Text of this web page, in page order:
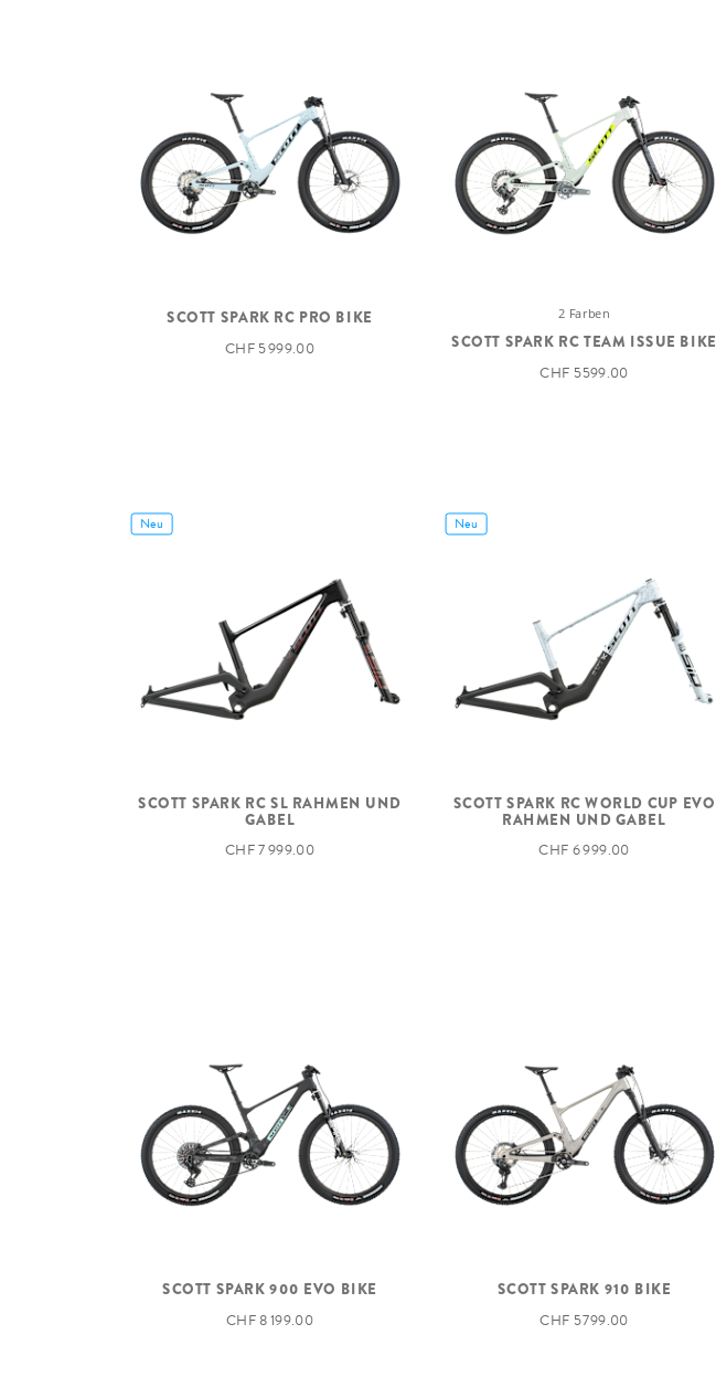
SCOTT SPARK RC PRO BIKE
CHF 5 999.00
2 Farben
SCOTT SPARK RC TEAM ISSUE BIKE
CHF 5 599.00
Neu
SCOTT SPARK RC SL RAHMEN UND
GABEL
CHF 7 999.00
Neu
SCOTT SPARK RC WORLD CUP EVO
RAHMEN UND GABEL
CHF 6 999.00
SCOTT SPARK 900 EVO BIKE
CHF 8 199.00
SCOTT SPARK 910 BIKE
CHF 5 799.00